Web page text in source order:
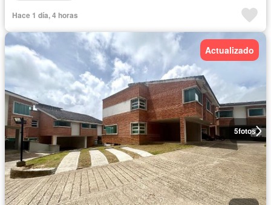
Hace 1 día, 4 horas
5fotos
Actualizado